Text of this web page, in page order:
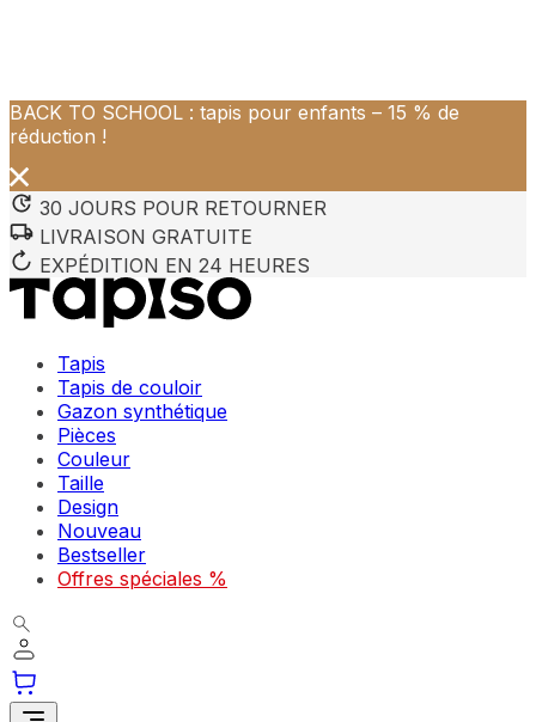
BACK TO SCHOOL : tapis pour enfants – 15 % de
réduction !
30 JOURS POUR RETOURNER
LIVRAISON GRATUITE
EXPÉDITION EN 24 HEURES
Tapis
Tapis de couloir
Gazon synthétique
Pièces
Couleur
Taille
Design
Nouveau
Bestseller
Offres spéciales %
Nous utilisons des cookies pour personnaliser le contenu
Indispensables
Les cookies indispensables sont cruciaux pour les
ne stockent aucune donnée permettant d'identifier
Préférences
Les cookies liés aux préférences permettent au site de
Les cookies statistiques aident les propriétaires de sites
rapportant des informations de manière anonyme.